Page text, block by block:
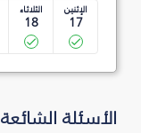
الإثنين
17
الثلاثاء
18
الأسئلة الشائعة